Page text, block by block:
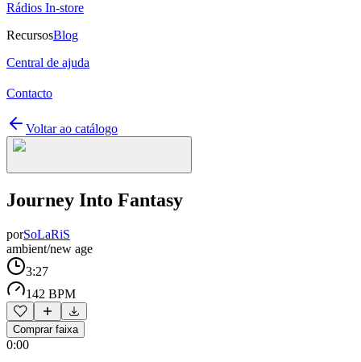
Rádios In-store
RecursosBlog
Central de ajuda
Contacto
Voltar ao catálogo
Journey Into Fantasy
porSoLaRiS
ambient/new age
3:27
142 BPM
Comprar faixa
0:00